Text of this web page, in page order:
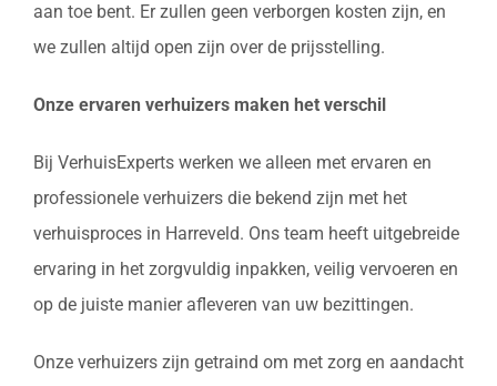
aan toe bent. Er zullen geen verborgen kosten zijn, en
we zullen altijd open zijn over de prijsstelling.
Onze ervaren verhuizers maken het verschil
Bij VerhuisExperts werken we alleen met ervaren en
professionele verhuizers die bekend zijn met het
verhuisproces in Harreveld. Ons team heeft uitgebreide
ervaring in het zorgvuldig inpakken, veilig vervoeren en
op de juiste manier afleveren van uw bezittingen.
Onze verhuizers zijn getraind om met zorg en aandacht